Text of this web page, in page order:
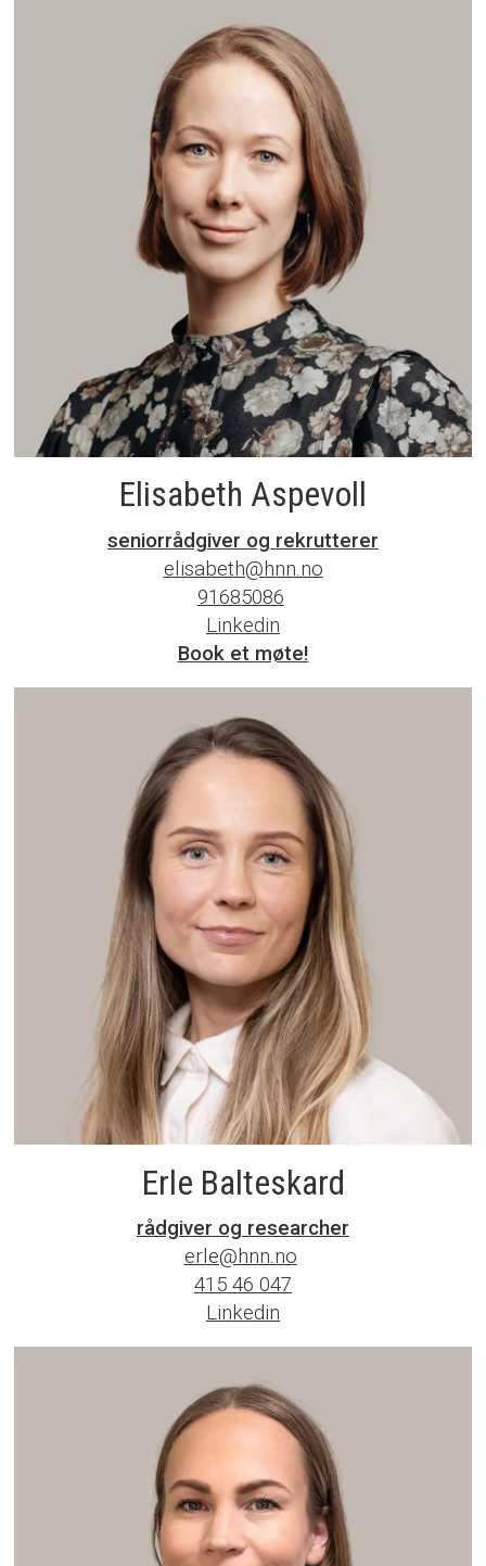
Elisabeth Aspevoll
seniorrådgiver og rekrutterer
elisabeth@hnn.no
91685086‬
Linkedin
Book et møte!
Erle Balteskard
rådgiver og researcher
erle@hnn.no
415 46 047‬
Linkedin